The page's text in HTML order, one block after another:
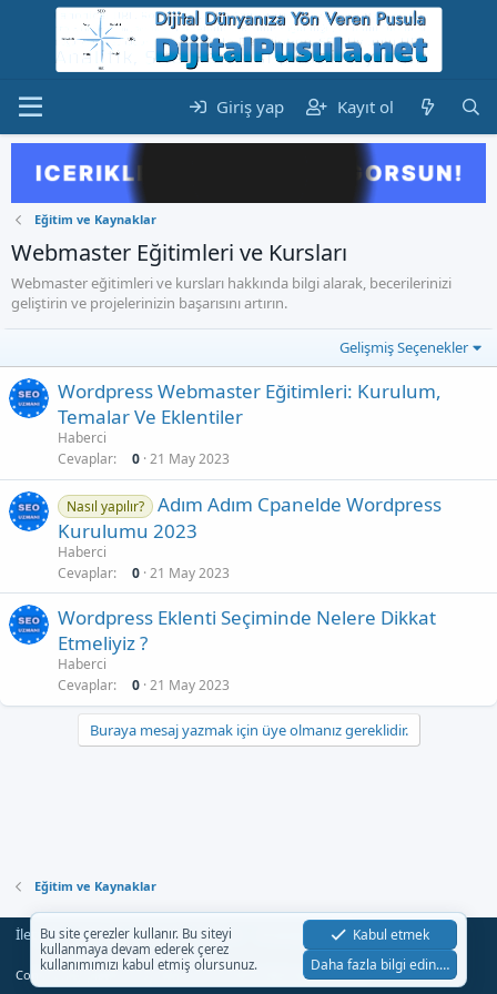
Giriş yap Kayıt ol
Eğitim ve Kaynaklar
Webmaster Eğitimleri ve Kursları
Webmaster eğitimleri ve kursları hakkında bilgi alarak, becerilerinizi
geliştirin ve projelerinizin başarısını artırın.
Gelişmiş Seçenekler
Wordpress Webmaster Eğitimleri: Kurulum,
Temalar Ve Eklentiler
Haberci
Cevaplar
0 21 May 2023
Nasıl yapılır?
Adım Adım Cpanelde Wordpress
Kurulumu 2023
Haberci
Cevaplar
0 21 May 2023
Wordpress Eklenti Seçiminde Nelere Dikkat
Etmeliyiz ?
Haberci
Cevaplar
0 21 May 2023
Buraya mesaj yazmak için üye olmanız gereklidir.
Eğitim ve Kaynaklar
İletişim Şartlar Gizlilik Yardım
R
S
S
Community platform by XenForo® © 2010-2023 XenForo Ltd.
Bu site çerezler kullanır. Bu siteyi
kullanmaya devam ederek çerez
kullanımımızı kabul etmiş olursunuz.
Kabul etmek
Daha fazla bilgi edin.…